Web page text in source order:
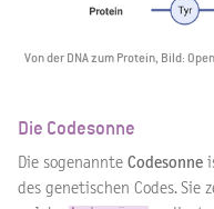
Von der DNA zum Protein, Bild:
Die Codesonne
Die sogenannte Codesonne
des genetischen Codes. Sie